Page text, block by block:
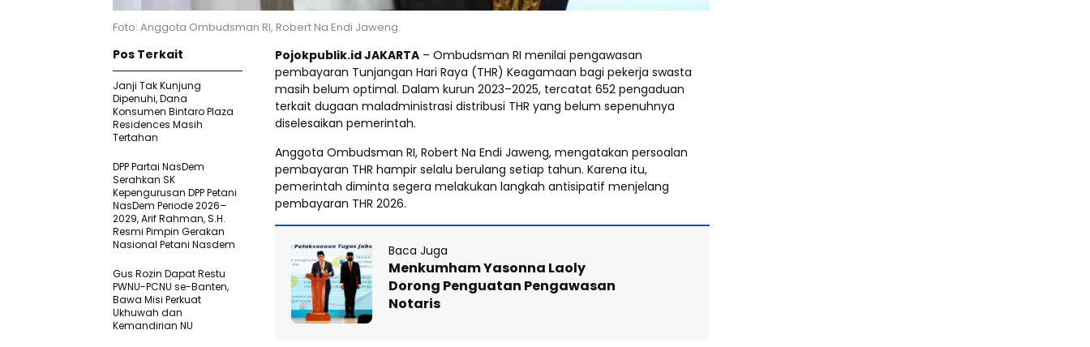
Foto: Anggota Ombudsman RI, Robert Na Endi Jaweng.
Pojokpublik.id JAKARTA – Ombudsman RI menilai pengawasan
pembayaran Tunjangan Hari Raya (THR) Keagamaan bagi pekerja swasta
masih belum optimal. Dalam kurun 2023–2025, tercatat 652 pengaduan
terkait dugaan maladministrasi distribusi THR yang belum sepenuhnya
diselesaikan pemerintah.
Anggota Ombudsman RI, Robert Na Endi Jaweng, mengatakan persoalan
pembayaran THR hampir selalu berulang setiap tahun. Karena itu,
pemerintah diminta segera melakukan langkah antisipatif menjelang
pembayaran THR 2026.
Baca Juga
Menkumham Yasonna Laoly
Dorong Penguatan Pengawasan
Notaris
Pos Terkait
Janji Tak Kunjung
Dipenuhi, Dana
Konsumen Bintaro Plaza
Residences Masih
Tertahan
DPP Partai NasDem
Serahkan SK
Kepengurusan DPP Petani
NasDem Periode 2026–
2029, Arif Rahman, S.H.
Resmi Pimpin Gerakan
Nasional Petani Nasdem
Gus Rozin Dapat Restu
PWNU-PCNU se-Banten,
Bawa Misi Perkuat
Ukhuwah dan
Kemandirian NU